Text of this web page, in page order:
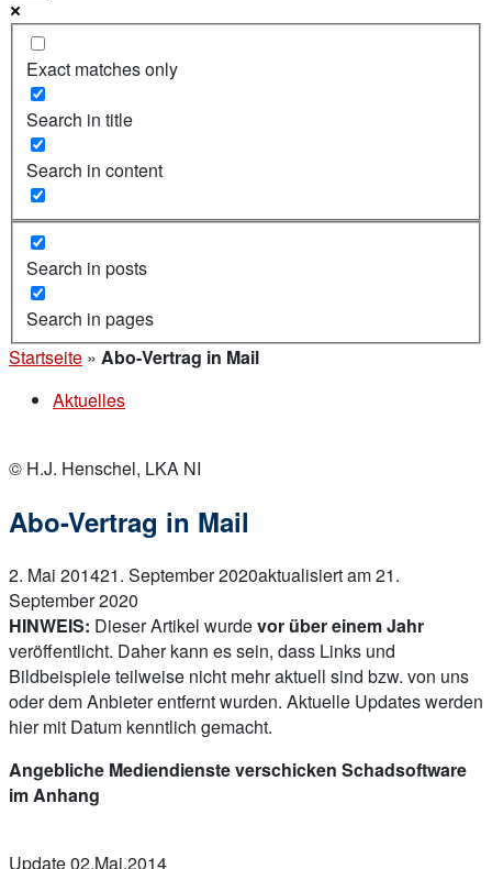
Exact matches only
Search in title
Search in content
Search in posts
Search in pages
Startseite » Abo-Vertrag in Mail
Aktuelles
© H.J. Henschel, LKA NI
Abo-Vertrag in Mail
2. Mai 201421. September 2020aktualisiert am 21.
September 2020
HINWEIS: Dieser Artikel wurdevor über einem Jahr
veröffentlicht. Daher kann es sein, dass Links und
Bildbeispiele teilweise nicht mehr aktuell sind bzw. von uns
oder dem Anbieter entfernt wurden. Aktuelle Updates werden
hier mit Datum kenntlich gemacht.
Angebliche Mediendienste verschicken Schadsoftware
im Anhang
Update 02.Mai.2014